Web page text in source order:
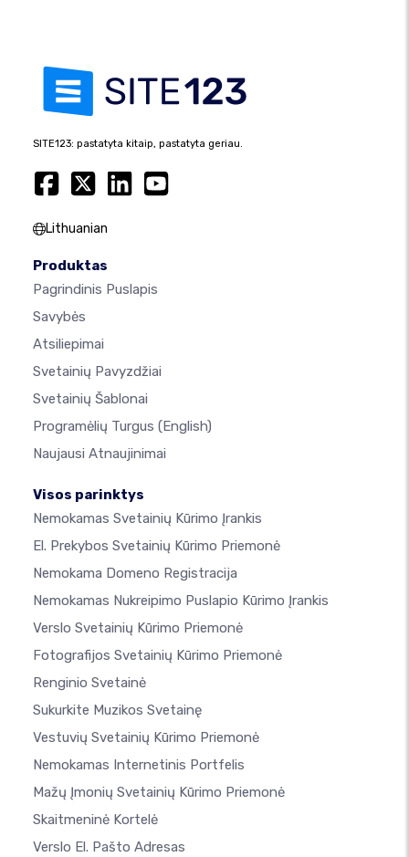
SITE123: pastatyta kitaip, pastatyta geriau.
Lithuanian
Produktas
Pagrindinis Puslapis
Savybės
Atsiliepimai
Svetainių Pavyzdžiai
Svetainių Šablonai
Programėlių Turgus (English)
Naujausi Atnaujinimai
Visos parinktys
Nemokamas Svetainių Kūrimo Įrankis
El. Prekybos Svetainių Kūrimo Priemonė
Nemokama Domeno Registracija
Nemokamas Nukreipimo Puslapio Kūrimo Įrankis
Verslo Svetainių Kūrimo Priemonė
Fotografijos Svetainių Kūrimo Priemonė
Renginio Svetainė
Sukurkite Muzikos Svetainę
Vestuvių Svetainių Kūrimo Priemonė
Nemokamas Internetinis Portfelis
Mažų Įmonių Svetainių Kūrimo Priemonė
Skaitmeninė Kortelė
Verslo El. Pašto Adresas